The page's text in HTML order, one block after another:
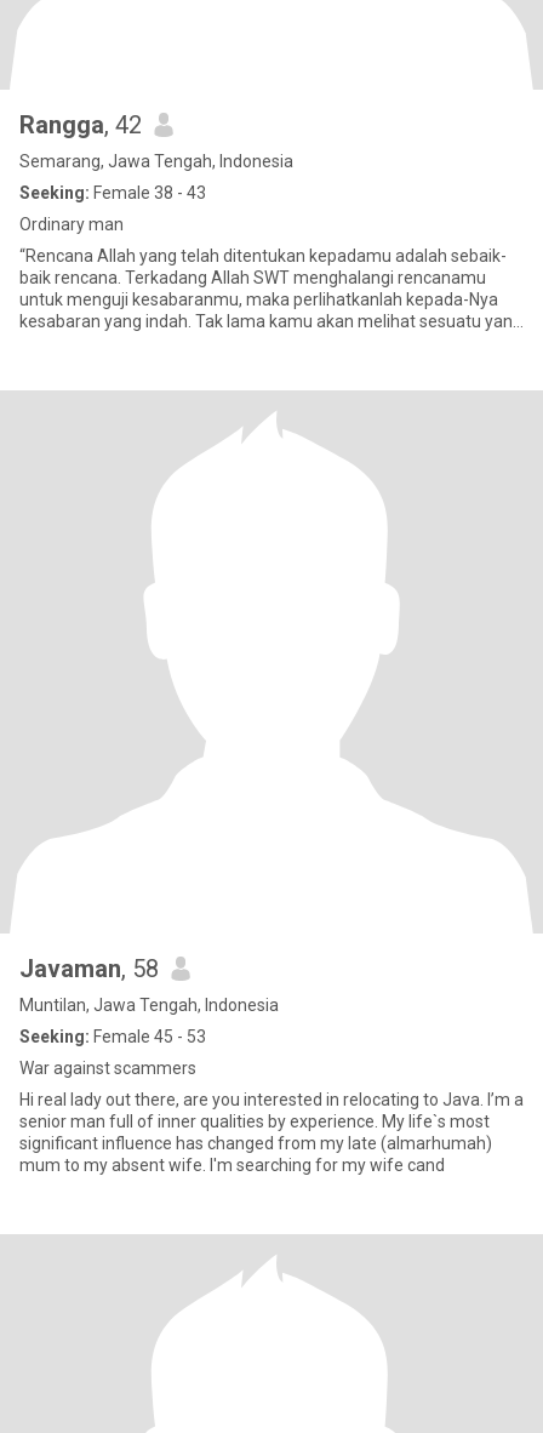
Rangga, 42
Semarang, Jawa Tengah, Indonesia
Seeking: Female 38 - 43
Ordinary man
“Rencana Allah yang telah ditentukan kepadamu adalah sebaik-
baik rencana. Terkadang Allah SWT menghalangi rencanamu
untuk menguji kesabaranmu, maka perlihatkanlah kepada-Nya
kesabaran yang indah. Tak lama kamu akan melihat sesuatu yang
Javaman, 58
Muntilan, Jawa Tengah, Indonesia
Seeking: Female 45 - 53
War against scammers
Hi real lady out there, are you interested in relocating to Java. I’m a
senior man full of inner qualities by experience. My life`s most
significant influence has changed from my late (almarhumah)
mum to my absent wife. I'm searching for my wife cand